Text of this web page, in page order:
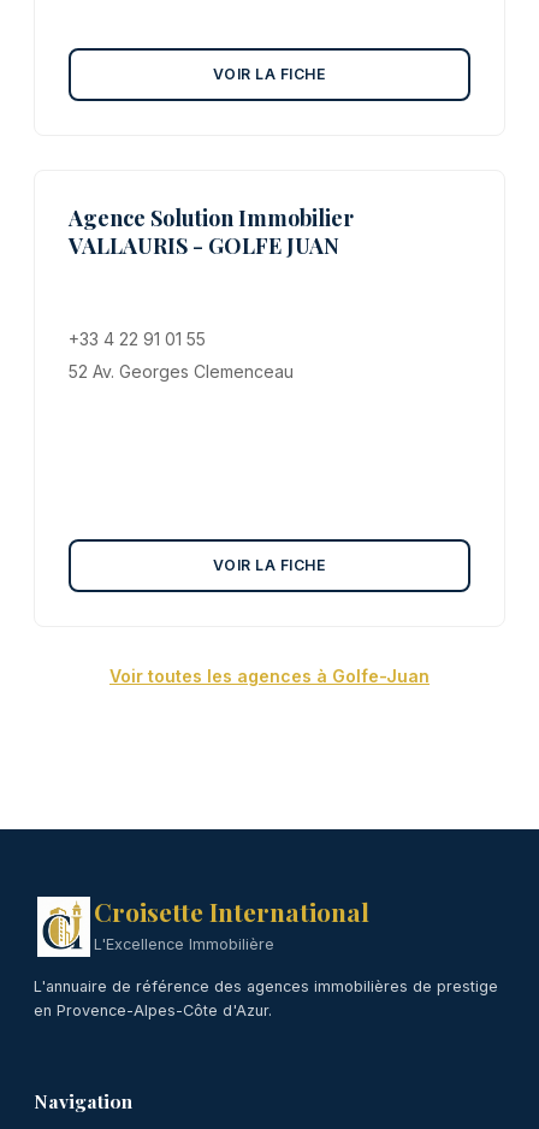
VOIR LA FICHE
Agence Solution Immobilier
VALLAURIS - GOLFE JUAN
+33 4 22 91 01 55
52 Av. Georges Clemenceau
VOIR LA FICHE
Voir toutes les agences à Golfe-Juan
Croisette International
L'Excellence Immobilière
L'annuaire de référence des agences immobilières de prestige
en Provence-Alpes-Côte d'Azur.
Navigation